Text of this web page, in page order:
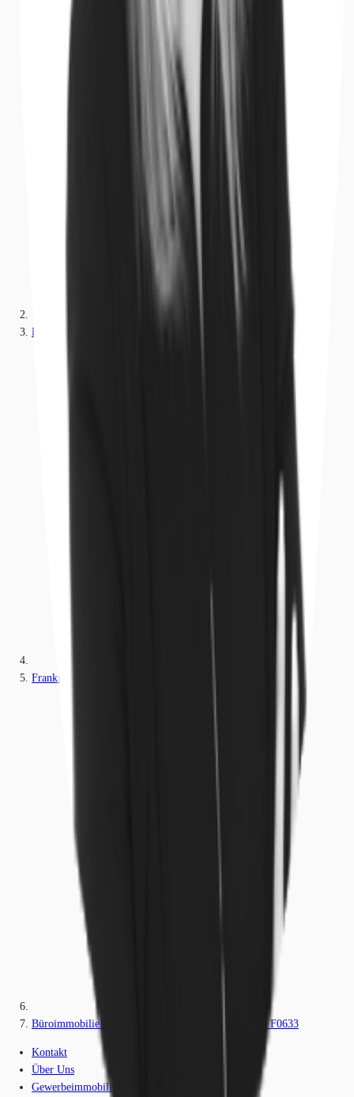
Hessen
Frankfurt am Main
Büroimmobilie - Frankfurt am Main, Westend-Süd - F0633
Kontakt
Über Uns
Gewerbeimmobilien-Lexikon